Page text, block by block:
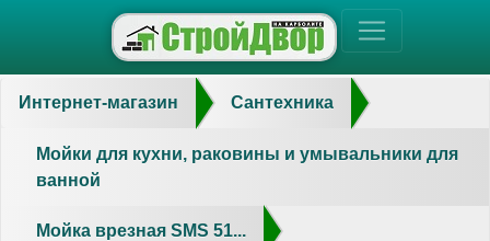
Интернет-магазин Сантехника
Мойки для кухни, раковины и умывальники для
ванной
Мойка врезная SMS 51...